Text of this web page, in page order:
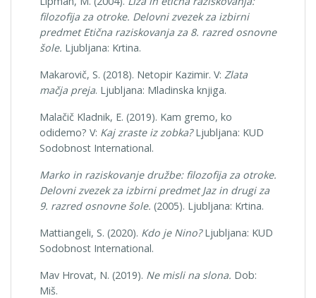
filozofija za otroke. Delovni zvezek za izbirni
predmet Etična raziskovanja za 8. razred osnovne
šole. Ljubljana: Krtina.
Makarovič, S. (2018). Netopir Kazimir. V: Zlata
mačja preja. Ljubljana: Mladinska knjiga.
Malačič Kladnik, E. (2019). Kam gremo, ko
odidemo? V: Kaj zraste iz zobka?Ljubljana: KUD
Sodobnost International.
Marko in raziskovanje družbe: filozofija za otroke.
Delovni zvezek za izbirni predmet Jaz in drugi za
9. razred osnovne šole. (2005). Ljubljana: Krtina.
Mattiangeli, S. (2020). Kdo je Nino?Ljubljana: KUD
Sodobnost International.
Mav Hrovat, N. (2019). Ne misli na slona. Dob:
Miš.